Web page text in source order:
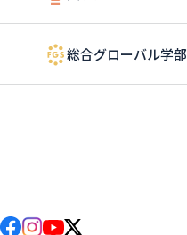
総合グローバル学部